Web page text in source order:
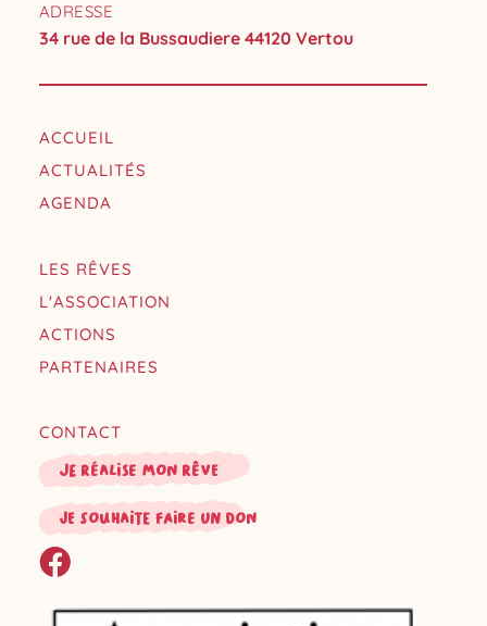
ADRESSE
34 rue de la Bussaudiere 44120 Vertou
ACCUEIL
ACTUALITÉS
AGENDA
LES RÊVES
L'ASSOCIATION
ACTIONS
PARTENAIRES
CONTACT
Je réalise mon rêve
je souhaite faire un don